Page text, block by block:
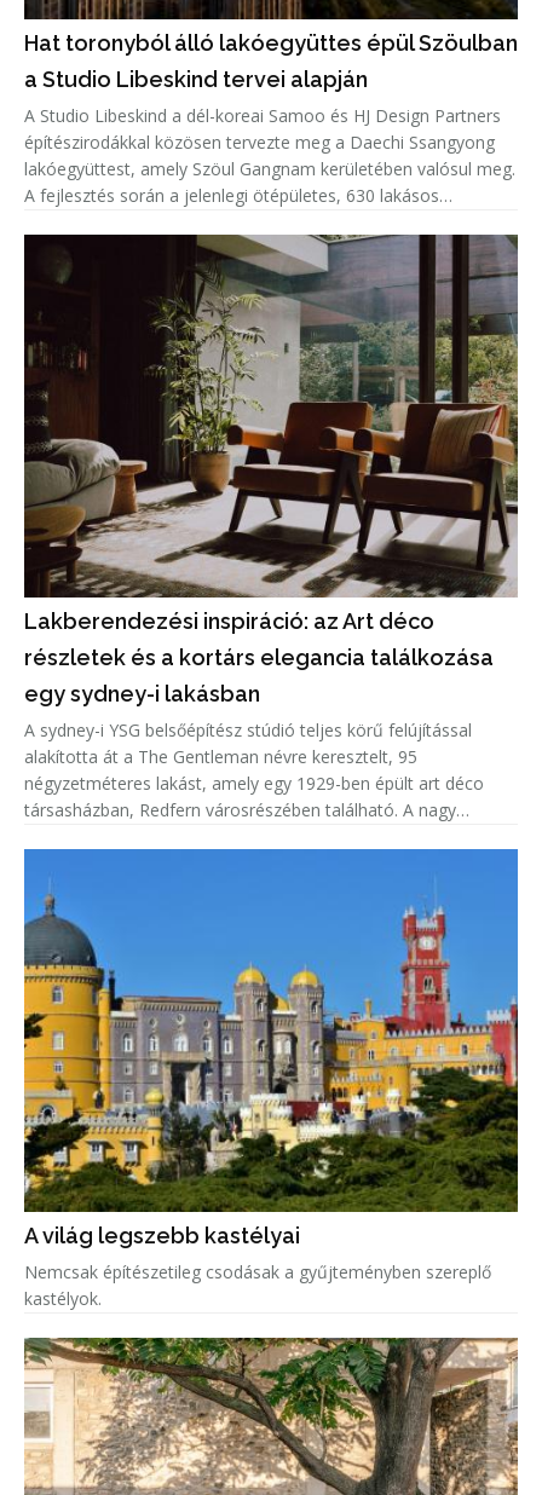
Hat toronyból álló lakóegyüttes épül Szöulban
a Studio Libeskind tervei alapján
A Studio Libeskind a dél-koreai Samoo és HJ Design Partners
építészirodákkal közösen tervezte meg a Daechi Ssangyong
lakóegyüttest, amely Szöul Gangnam kerületében valósul meg.
A fejlesztés során a jelenlegi ötépületes, 630 lakásos
emeletes to
Lakberendezési inspiráció: az Art déco
részletek és a kortárs elegancia találkozása
egy sydney-i lakásban
A sydney-i YSG belsőépítész stúdió teljes körű felújítással
alakította át a The Gentleman névre keresztelt, 95
négyzetméteres lakást, amely egy 1929-ben épült art déco
társasházban, Redfern városrészében található. A nagy
A világ legszebb kastélyai
Nemcsak építészetileg csodásak a gyűjteményben szereplő
kastélyok.